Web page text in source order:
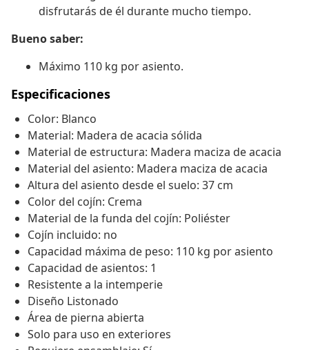
disfrutarás de él durante mucho tiempo.
Bueno saber:
Máximo 110 kg por asiento.
Especificaciones
Color: Blanco
Material: Madera de acacia sólida
Material de estructura: Madera maciza de acacia
Material del asiento: Madera maciza de acacia
Altura del asiento desde el suelo: 37 cm
Color del cojín: Crema
Material de la funda del cojín: Poliéster
Cojín incluido: no
Capacidad máxima de peso: 110 kg por asiento
Capacidad de asientos: 1
Resistente a la intemperie
Diseño Listonado
Área de pierna abierta
Solo para uso en exteriores